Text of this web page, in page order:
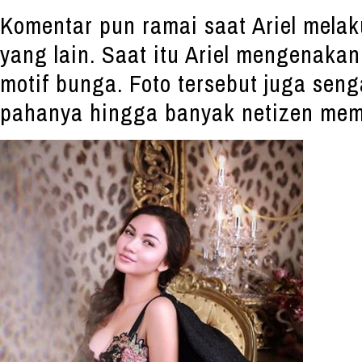
Komentar pun ramai saat Ariel
yang lain. Saat itu Ariel
motif bunga. Foto tersebut juga
pahanya hingga banyak netizen